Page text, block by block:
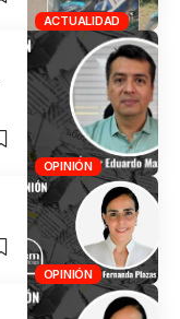
ACTUALIDAD
OPINIÓN
OPINIÓN